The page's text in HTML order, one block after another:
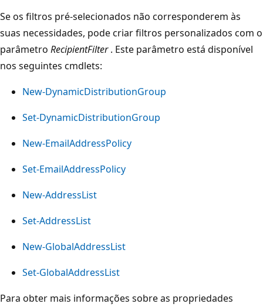
Se os filtros pré-selecionados não corresponderem às
suas necessidades, pode criar filtros personalizados com o
parâmetro RecipientFilter. Este parâmetro está disponível
nos seguintes cmdlets:
New-DynamicDistributionGroup
Set-DynamicDistributionGroup
New-EmailAddressPolicy
Set-EmailAddressPolicy
New-AddressList
Set-AddressList
New-GlobalAddressList
Set-GlobalAddressList
Para obter mais informações sobre as propriedades